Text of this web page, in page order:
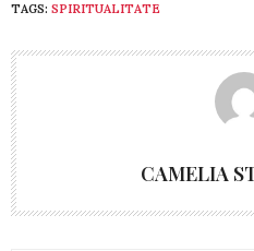
TAGS: SPIRITUALITATE
CAMELIA